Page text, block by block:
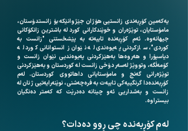
یەکەمین کۆڕبەندی زانستیی هۆژان جێژوانێکە بۆ زانستدۆستان،
مامۆستایان، توێژەران و خوێندکارانی کورد لە باشترین زانکۆکانی
جیهانەوە. ئەم کۆڕبەندە تایبەتە بە پێشخستنی "زانست بە
کوردی"، سازکردنی پەیوەندی لە نێوان زانستوانانی کورد لە
دیاسپۆرا و هەروەها بەهێزکردنی پەیوەندیی نێوان زانست و
کۆمەڵگە، وتووێژ لەسەر دۆخی زانست لە کوردستان و بەهێزکردنی
توێژەرانی گەنج و مامۆستایانی داهاتووی کوردستان. لەم
کۆڕبەندەدا گرنگییەکی تایبەت بە فرەچەشنی، نوێنەرایەتیی ژنان لە
زانست و بەشداریی ئەو چینانە دەدرێت کە کەمتر دەنگیان
بیستراوە.
لەم کۆڕبەندە چی ڕوو دەدات؟